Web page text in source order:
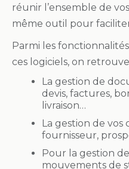
réunir l’ensemble de
même outil pour
Parmi les
ces logiciels, on
La gestion de
devis, factures,
livraison…
La gestion de vos
fournisseur,
Pour la gestion
mouvements de